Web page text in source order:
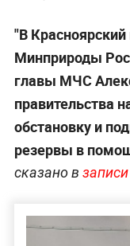
"В
Минприроды
главы МЧС
правительства
обстановку и
резервы в
сказано в записи